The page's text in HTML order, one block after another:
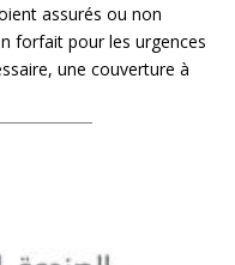
assurés ou non
forfait pour les urgences
une couverture à